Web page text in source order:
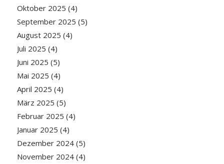
Oktober 2025 (4)
September 2025 (5)
August 2025 (4)
Juli 2025 (4)
Juni 2025 (5)
Mai 2025 (4)
April 2025 (4)
März 2025 (5)
Februar 2025 (4)
Januar 2025 (4)
Dezember 2024(5)
November 2024(4)